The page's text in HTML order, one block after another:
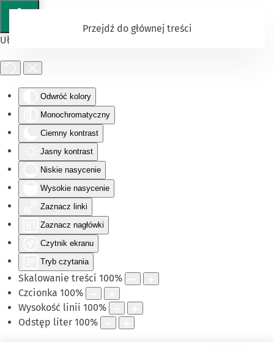
Ułatwienia dostępu
Odwróć kolory
Monochromatyczny
Ciemny kontrast
Jasny kontrast
Niskie nasycenie
Wysokie nasycenie
Zaznacz linki
Zaznacz nagłówki
Czytnik ekranu
Tryb czytania
Skalowanie treści 100%
Czcionka 100%
Wysokość linii 100%
Odstęp liter 100%
Przejdź do głównej treści